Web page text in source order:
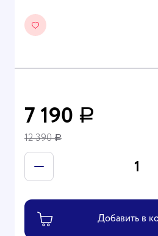
7 190 Р
12 390Р